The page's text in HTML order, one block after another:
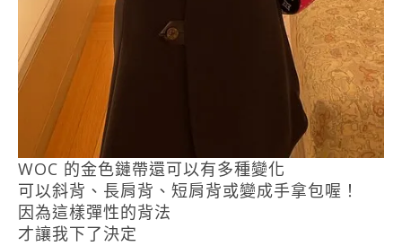
WOC 的金色鏈帶還可以有多種變化
可以斜背、長肩背、短肩背或變成手拿包喔！
因為這樣彈性的背法
才讓我下了決定